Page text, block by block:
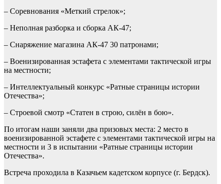
– Соревнования «Меткий стрелок»;
– Неполная разборка и сборка АК-47;
– Снаряжение магазина АК-47 30 патронами;
– Военизированная эстафета с элементами тактической игры
на местности;
– Интеллектуальный конкурс «Ратные страницы истории
Отечества»;
– Строевой смотр «Статен в строю, силён в бою».
По итогам наши заняли два призовых места: 2 место в
военизированной эстафете с элементами тактической игры на
местности и 3 в испытании «Ратные страницы истории
Отечества».
Встреча проходила в Казачьем кадетском корпусе (г. Бердск).